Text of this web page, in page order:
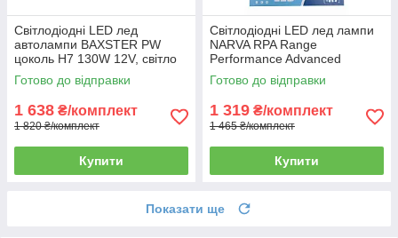
Світлодіодні LED лед
автолампи BAXSTER PW
цоколь H7 130W 12V, світло
6000К, 11000Лм з обманкю
CANBUS
Готово до відправки
1 638 ₴/комплект
1 820 ₴/комплект
Купити
Світлодіодні LED лед лампи
NARVA RPA Range
Performance Advanced
цоколь H7 H18, світло 6000К,
12/24В 181838100
Готово до відправки
1 319 ₴/комплект
1 465 ₴/комплект
Купити
Показати ще